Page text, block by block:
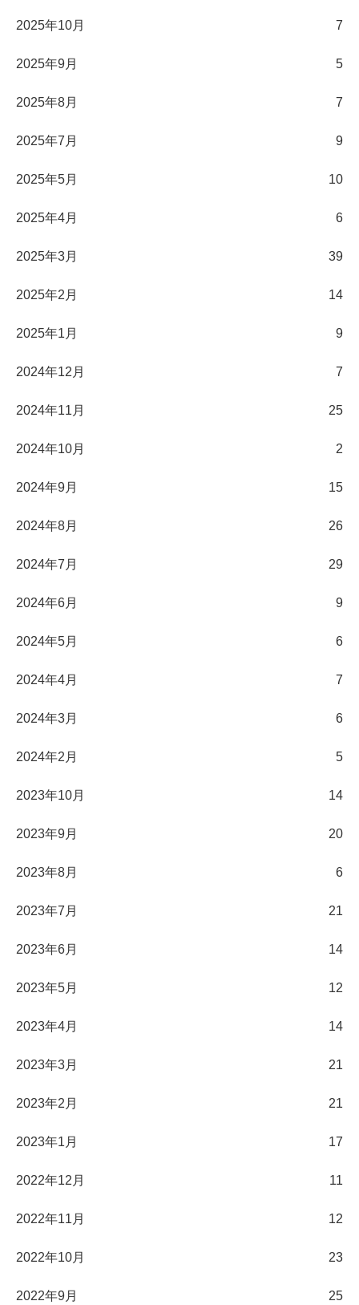
2025年10月 7
2025年9月 5
2025年8月 7
2025年7月 9
2025年5月 10
2025年4月 6
2025年3月 39
2025年2月 14
2025年1月 9
2024年12月 7
2024年11月 25
2024年10月 2
2024年9月 15
2024年8月 26
2024年7月 29
2024年6月 9
2024年5月 6
2024年4月 7
2024年3月 6
2024年2月 5
2023年10月 14
2023年9月 20
2023年8月 6
2023年7月 21
2023年6月 14
2023年5月 12
2023年4月 14
2023年3月 21
2023年2月 21
2023年1月 17
2022年12月 11
2022年11月 12
2022年10月 23
2022年9月 25